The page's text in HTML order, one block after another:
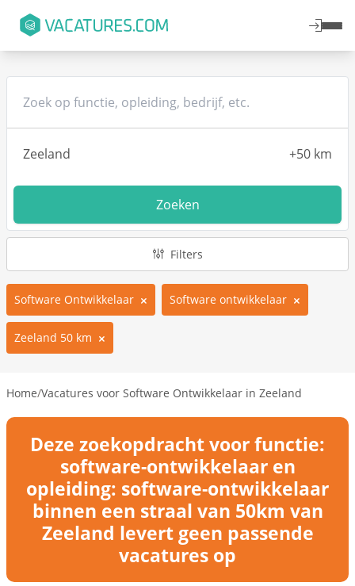
Zoeken
Filters
Software Ontwikkelaar Software ontwikkelaar
Zeeland 50 km
Home/Vacatures voor Software Ontwikkelaar in Zeeland
Deze zoekopdracht voor functie:
software-ontwikkelaar en
opleiding: software-ontwikkelaar
binnen een straal van 50km van
Zeeland levert geen passende
vacatures op